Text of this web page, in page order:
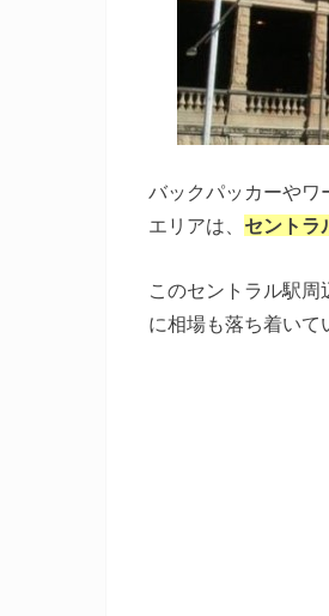
バックパッカーやワ
エリアは、 セントラ
このセントラル駅周
に相場も落ち着いて